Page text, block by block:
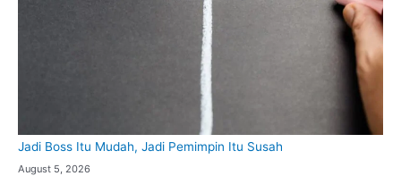
Jadi Boss Itu Mudah, Jadi Pemimpin Itu Susah
August 5, 2026